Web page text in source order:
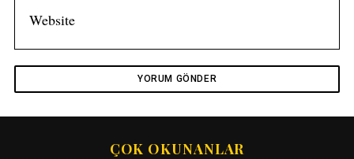
ÇOK OKUNANLAR